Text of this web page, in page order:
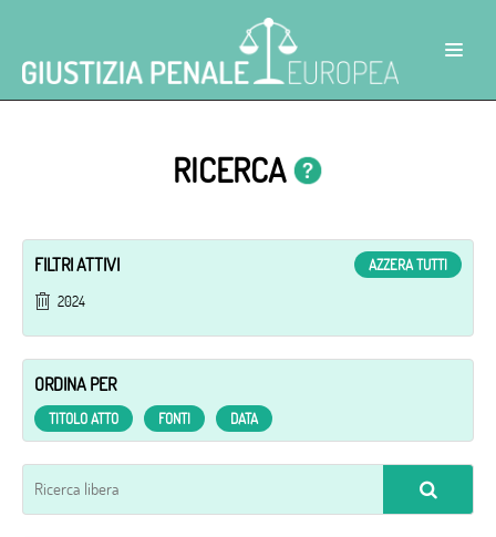
RICERCA
FILTRI ATTIVI AZZERA TUTTI
2024
ORDINA PER
TITOLO ATTO FONTI DATA